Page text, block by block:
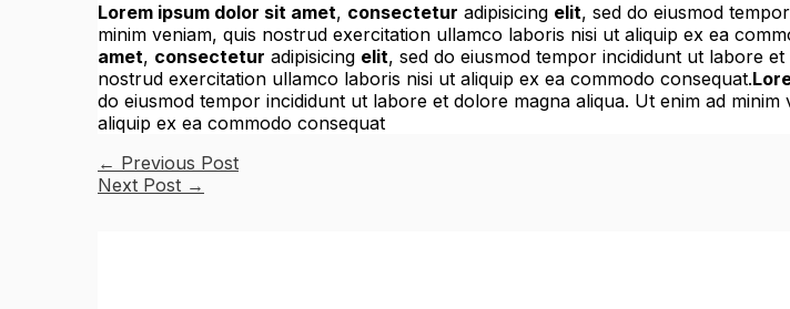
Lorem ipsum dolor sit amet, consectetur adipisicing elit, sed do eiusmod
minim veniam, quis nostrud exercitation ullamco laboris nisi ut aliquip ex ea
amet, consectetur adipisicing elit, sed do eiusmod tempor incididunt ut labore
nostrud exercitation ullamco laboris nisi ut aliquip ex ea commodo consequat.
do eiusmod tempor incididunt ut labore et dolore magna aliqua. Ut enim ad
aliquip ex ea commodo consequat
← Previous Post
Next Post →